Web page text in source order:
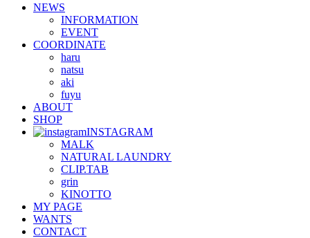
NEWS
INFORMATION
EVENT
COORDINATE
haru
natsu
aki
fuyu
ABOUT
SHOP
INSTAGRAM
MALK
NATURAL LAUNDRY
CLIP.TAB
grin
KINOTTO
MY PAGE
WANTS
CONTACT